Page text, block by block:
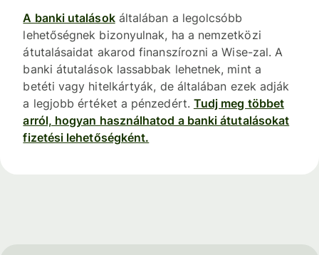
A banki utalásokáltalában a legolcsóbb
lehetőségnek bizonyulnak, ha a nemzetközi
átutalásaidat akarod finanszírozni a Wise-zal. A
banki átutalások lassabbak lehetnek, mint a
betéti vagy hitelkártyák, de általában ezek adják
a legjobb értéket a pénzedért. Tudj meg többet
arról, hogyan használhatod a banki átutalásokat
fizetési lehetőségként.